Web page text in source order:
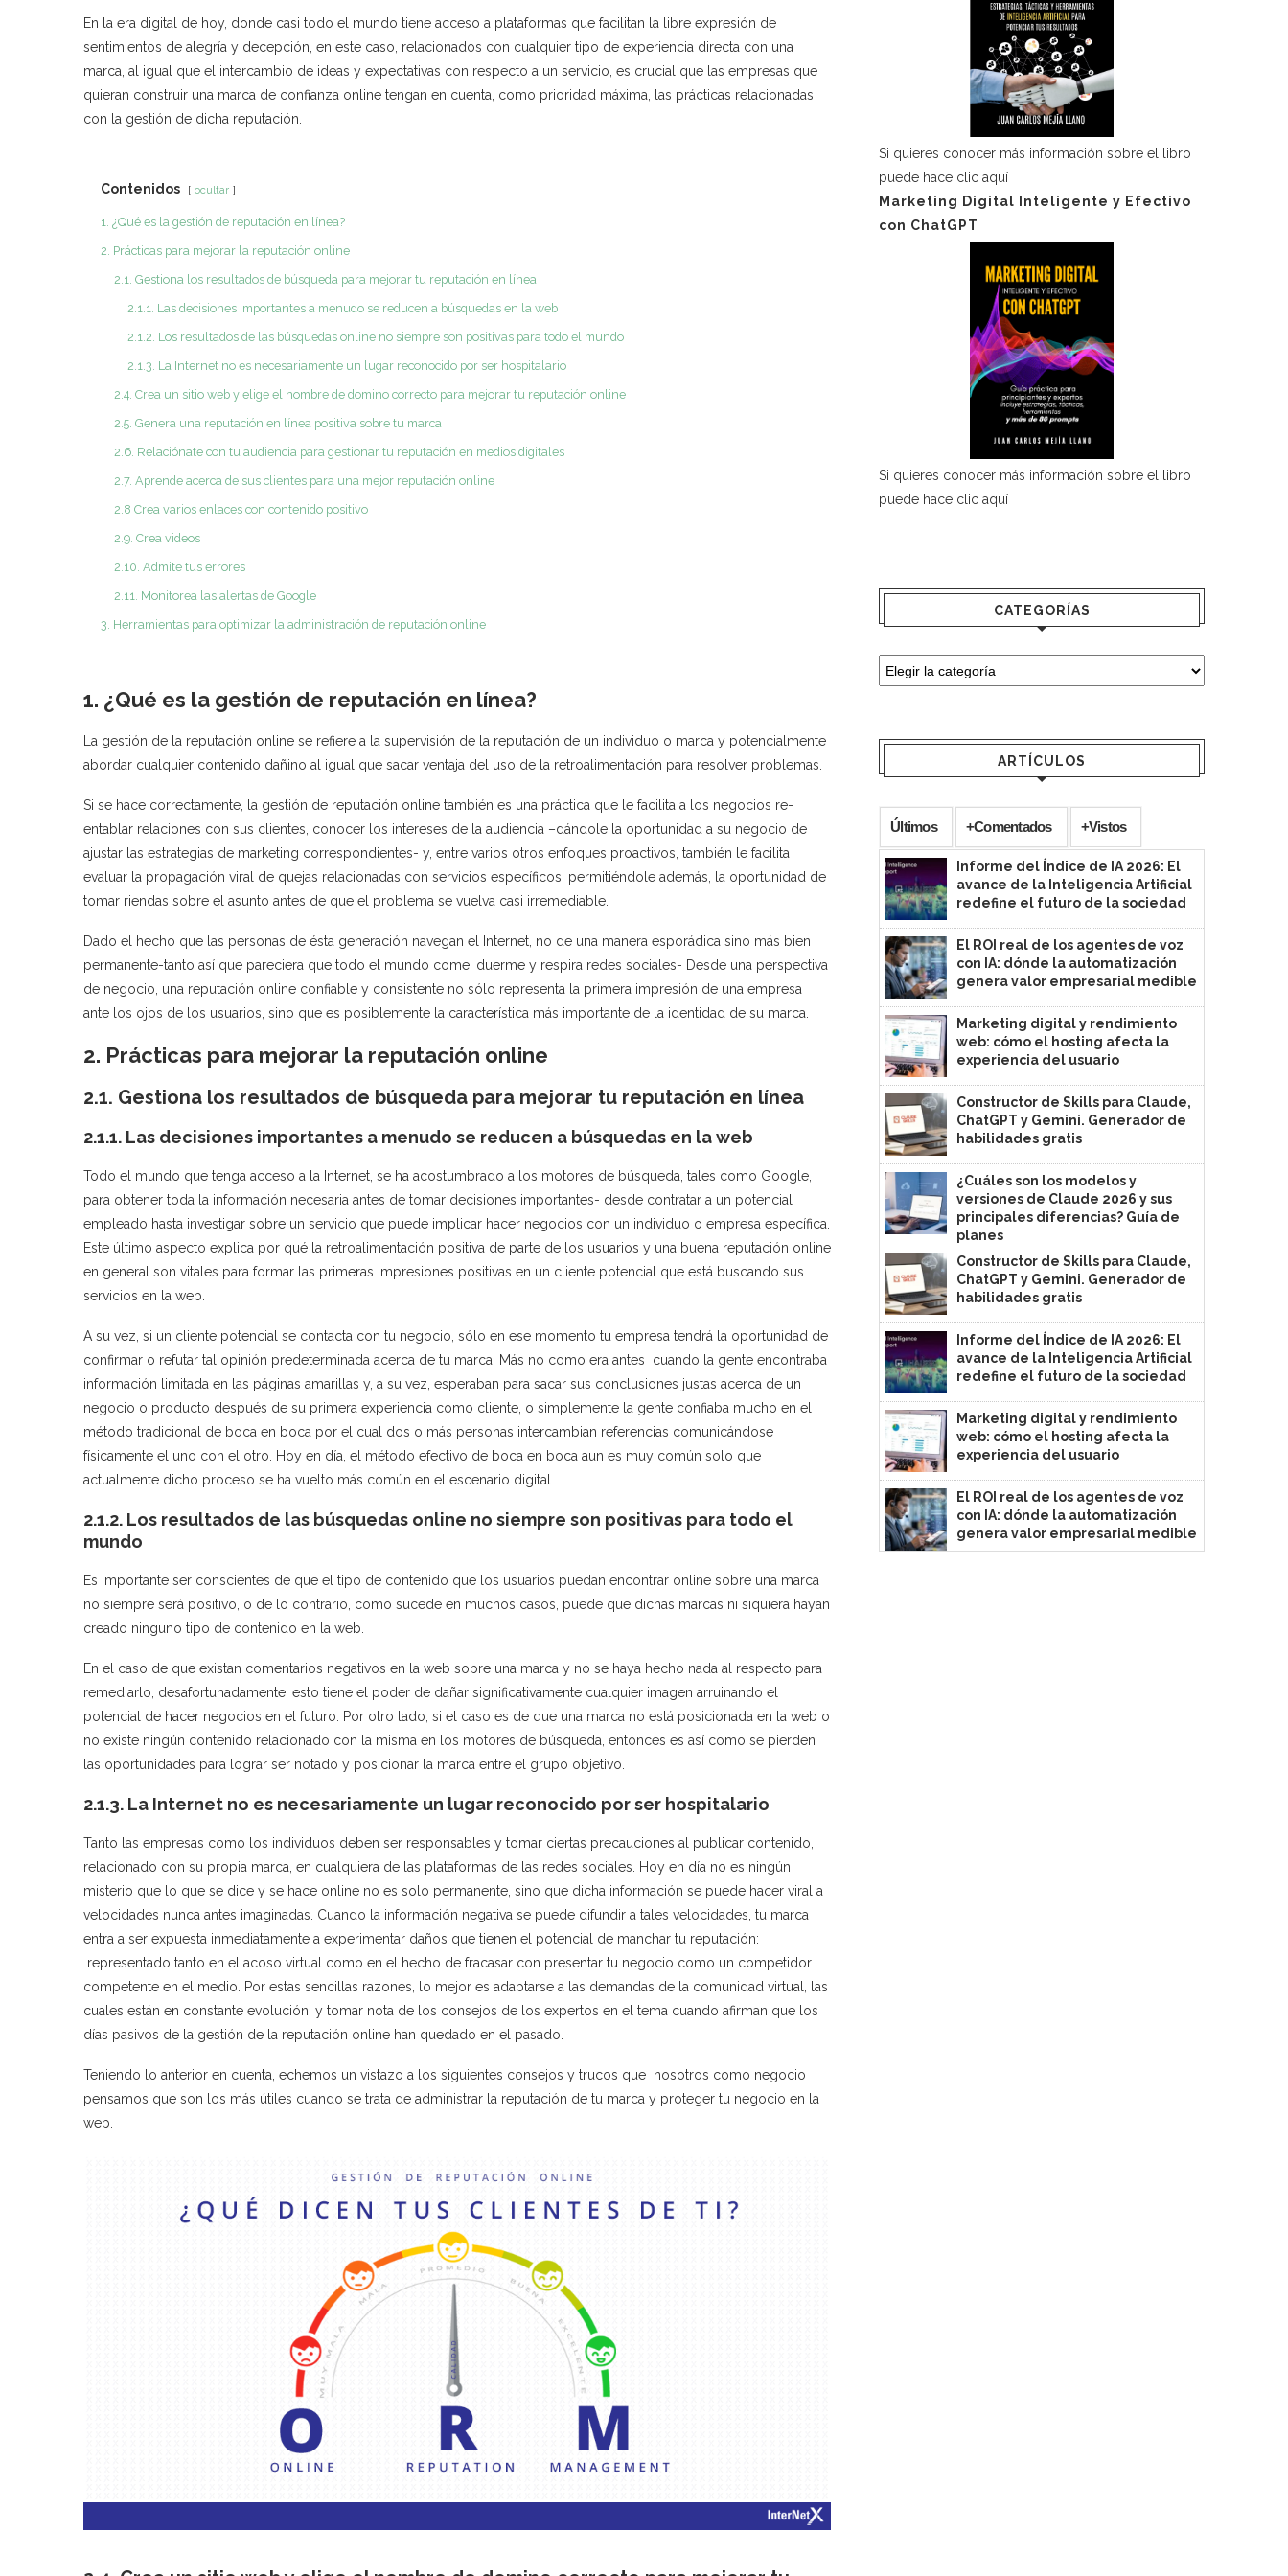
En la era digital de hoy, donde casi todo el mundo tiene acceso a plataformas que facilitan la libre expresión de
sentimientos de alegría y decepción, en este caso, relacionados con cualquier tipo de experiencia directa con una
marca, al igual que el intercambio de ideas y expectativas con respecto a un servicio, es crucial que las empresas que
quieran construir una marca de confianza online tengan en cuenta, como prioridad máxima, las prácticas relacionadas
con la gestión de dicha reputación.
Contenidos ocultar
1. ¿Qué es la gestión de reputación en línea?
2. Prácticas para mejorar la reputación online
2.1. Gestiona los resultados de búsqueda para mejorar tu reputación en línea
2.1.1. Las decisiones importantes a menudo se reducen a búsquedas en la web
2.1.2. Los resultados de las búsquedas online no siempre son positivas para todo el mundo
2.1.3. La Internet no es necesariamente un lugar reconocido por ser hospitalario
2.4. Crea un sitio web y elige el nombre de domino correcto para mejorar tu reputación online
2.5. Genera una reputación en línea positiva sobre tu marca
2.6. Relaciónate con tu audiencia para gestionar tu reputación en medios digitales
2.7. Aprende acerca de sus clientes para una mejor reputación online
2.8 Crea varios enlaces con contenido positivo
2.9. Crea videos
2.10. Admite tus errores
2.11. Monitorea las alertas de Google
3. Herramientas para optimizar la administración de reputación online
1. ¿Qué es la gestión de reputación en línea?
La gestión de la reputación online se refiere a la supervisión de la reputación de un individuo o marca y potencialmente
abordar cualquier contenido dañino al igual que sacar ventaja del uso de la retroalimentación para resolver problemas.
Si se hace correctamente, la gestión de reputación online también es una práctica que le facilita a los negocios re-
entablar relaciones con sus clientes, conocer los intereses de la audiencia –dándole la oportunidad a su negocio de
ajustar las estrategias de marketing correspondientes- y, entre varios otros enfoques proactivos, también le facilita
evaluar la propagación viral de quejas relacionadas con servicios específicos, permitiéndole además, la oportunidad de
tomar riendas sobre el asunto antes de que el problema se vuelva casi irremediable.
Dado el hecho que las personas de ésta generación navegan el Internet, no de una manera esporádica sino más bien
permanente-tanto así que pareciera que todo el mundo come, duerme y respira redes sociales- Desde una perspectiva
de negocio, una reputación online confiable y consistente no sólo representa la primera impresión de una empresa
ante los ojos de los usuarios, sino que es posiblemente la característica más importante de la identidad de su marca.
2. Prácticas para mejorar la reputación online
2.1. Gestiona los resultados de búsqueda para mejorar tu reputación en línea
2.1.1. Las decisiones importantes a menudo se reducen a búsquedas en la web
Todo el mundo que tenga acceso a la Internet, se ha acostumbrado a los motores de búsqueda, tales como Google,
para obtener toda la información necesaria antes de tomar decisiones importantes- desde contratar a un potencial
empleado hasta investigar sobre un servicio que puede implicar hacer negocios con un individuo o empresa específica.
Este último aspecto explica por qué la retroalimentación positiva de parte de los usuarios y una buena reputación online
en general son vitales para formar las primeras impresiones positivas en un cliente potencial que está buscando sus
servicios en la web.
A su vez, si un cliente potencial se contacta con tu negocio, sólo en ese momento tu empresa tendrá la oportunidad de
confirmar o refutar tal opinión predeterminada acerca de tu marca. Más no como era antes cuando la gente encontraba
información limitada en las páginas amarillas y, a su vez, esperaban para sacar sus conclusiones justas acerca de un
negocio o producto después de su primera experiencia como cliente, o simplemente la gente confiaba mucho en el
método tradicional de boca en boca por el cual dos o más personas intercambian referencias comunicándose
físicamente el uno con el otro. Hoy en día, el método efectivo de boca en boca aun es muy común solo que
actualmente dicho proceso se ha vuelto más común en el escenario digital.
2.1.2. Los resultados de las búsquedas online no siempre son positivas para todo el
mundo
Es importante ser conscientes de que el tipo de contenido que los usuarios puedan encontrar online sobre una marca
no siempre será positivo, o de lo contrario, como sucede en muchos casos, puede que dichas marcas ni siquiera hayan
creado ninguno tipo de contenido en la web.
En el caso de que existan comentarios negativos en la web sobre una marca y no se haya hecho nada al respecto para
remediarlo, desafortunadamente, esto tiene el poder de dañar significativamente cualquier imagen arruinando el
potencial de hacer negocios en el futuro. Por otro lado, si el caso es de que una marca no está posicionada en la web o
no existe ningún contenido relacionado con la misma en los motores de búsqueda, entonces es así como se pierden
las oportunidades para lograr ser notado y posicionar la marca entre el grupo objetivo.
2.1.3. La Internet no es necesariamente un lugar reconocido por ser hospitalario
Tanto las empresas como los individuos deben ser responsables y tomar ciertas precauciones al publicar contenido,
relacionado con su propia marca, en cualquiera de las plataformas de las redes sociales. Hoy en día no es ningún
misterio que lo que se dice y se hace online no es solo permanente, sino que dicha información se puede hacer viral a
velocidades nunca antes imaginadas. Cuando la información negativa se puede difundir a tales velocidades, tu marca
entra a ser expuesta inmediatamente a experimentar daños que tienen el potencial de manchar tu reputación:
representado tanto en el acoso virtual como en el hecho de fracasar con presentar tu negocio como un competidor
competente en el medio. Por estas sencillas razones, lo mejor es adaptarse a las demandas de la comunidad virtual, las
cuales están en constante evolución, y tomar nota de los consejos de los expertos en el tema cuando afirman que los
días pasivos de la gestión de la reputación online han quedado en el pasado.
Teniendo lo anterior en cuenta, echemos un vistazo a los siguientes consejos y trucos que nosotros como negocio
pensamos que son los más útiles cuando se trata de administrar la reputación de tu marca y proteger tu negocio en la
web.
Si quieres conocer más información sobre el libro
puede hace clic aquí
Marketing Digital Inteligente y Efectivo
con ChatGPT
Si quieres conocer más información sobre el libro
puede hace clic aquí
CATEGORÍAS
ARTÍCULOS
Últimos +Comentados +Vistos
Informe del Índice de IA 2026: El
avance de la Inteligencia Artificial
redefine el futuro de la sociedad
El ROI real de los agentes de voz
con IA: dónde la automatización
genera valor empresarial medible
Marketing digital y rendimiento
web: cómo el hosting afecta la
experiencia del usuario
Constructor de Skills para Claude,
ChatGPT y Gemini. Generador de
habilidades gratis
¿Cuáles son los modelos y
versiones de Claude 2026 y sus
principales diferencias? Guía de
planes
Constructor de Skills para Claude,
ChatGPT y Gemini. Generador de
habilidades gratis
Informe del Índice de IA 2026: El
avance de la Inteligencia Artificial
redefine el futuro de la sociedad
Marketing digital y rendimiento
web: cómo el hosting afecta la
experiencia del usuario
El ROI real de los agentes de voz
con IA: dónde la automatización
genera valor empresarial medible